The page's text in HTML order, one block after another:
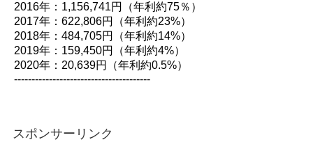
2016年：1,156,741円（年利約75％）
2017年：622,806円（年利約23%）
2018年：484,705円（年利約14%）
2019年：159,450円（年利約4%）
2020年：20,639円（年利約0.5%）
---------------------------------------
スポンサーリンク